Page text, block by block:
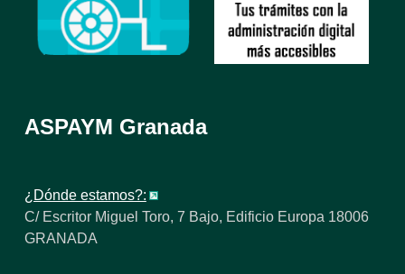
ASPAYM Granada
¿Dónde estamos?:
C/ Escritor Miguel Toro, 7 Bajo, Edificio Europa 18006
GRANADA